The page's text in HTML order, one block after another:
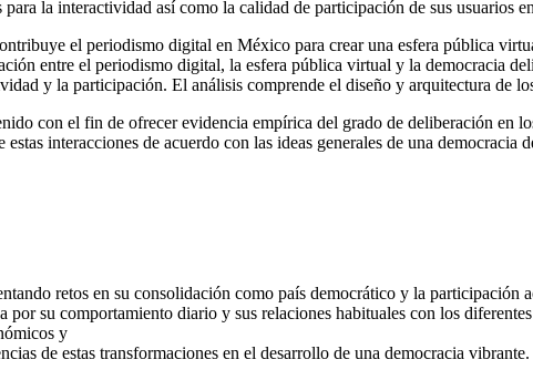
la interactividad así como la calidad de participación de sus usuarios
el periodismo digital en México para crear una esfera pública
entre el periodismo digital, la esfera pública virtual y la democracia
y la participación. El análisis comprende el diseño y arquitectura de
con el fin de ofrecer evidencia empírica del grado de deliberación en
interacciones de acuerdo con las ideas generales de una democracia
retos en su consolidación como país democrático y la participación
su comportamiento diario y sus relaciones habituales con los
y
de estas transformaciones en el desarrollo de una democracia vibrante.